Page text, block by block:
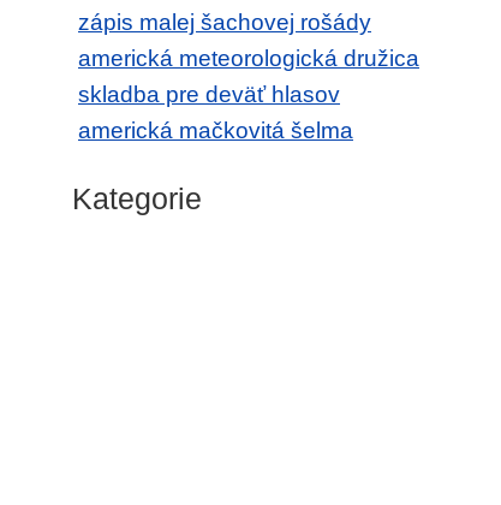
zápis malej šachovej rošády
americká meteorologická družica
skladba pre deväť hlasov
americká mačkovitá šelma
Kategorie